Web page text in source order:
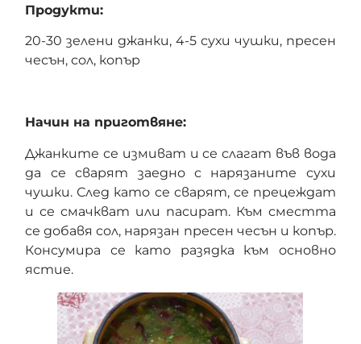
Продукти:
20-30 зелени джанки, 4-5 сухи чушки, пресен
чесън, сол, копър
Начин на приготвяне:
Джанките се измиват и се слагат във вода
да се сварят заедно с нарязаните сухи
чушки. След като се сварят, се прецеждат
и се смачкват или пасират. Към сместта
се добавя сол, нарязан пресен чесън и копър.
Консумира се като разядка към основно
ястие.